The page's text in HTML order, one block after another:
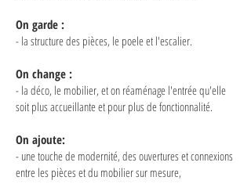
On garde :
- la structure des pièces, le poele et l'escalier.
On change :
- la déco, le mobilier, et on réaménage l'entrée qu'elle
soit plus accueillante et pour plus de fonctionnalité.
On ajoute:
- une touche de modernité, des ouvertures et connexions
entre les pièces et du mobilier sur mesure,